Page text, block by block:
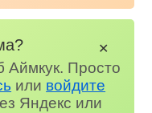
Аймкук. Просто
или войдите
Яндекс или
✕